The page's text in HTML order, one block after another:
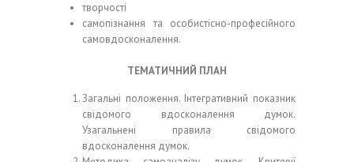
творчості
самопізнання та особистісно-професійного
самовдосконалення.
ТЕМАТИЧНИЙ ПЛАН
Загальні положення. Інтегративний показник
свідомого вдосконалення думок.
Узагальнені правила свідомого
вдосконалення думок.